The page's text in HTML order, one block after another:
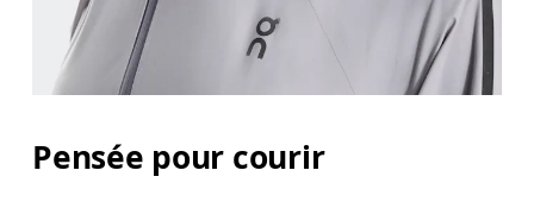
Pensée pour courir